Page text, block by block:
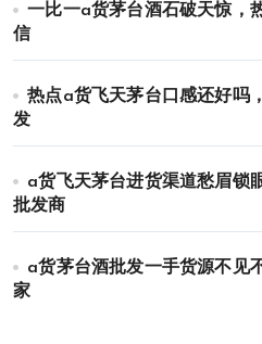
一比一a货茅台酒石破天惊，
信
热点a货飞天茅台口感还好吗
发
a货飞天茅台进货渠道愁眉锁
批发商
a货茅台酒批发一手货源不见
家